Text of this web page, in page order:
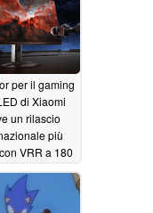
per il gaming
di Xiaomi
un rilascio
più
VRR a 180
di 2.000 nits
06/06/2026